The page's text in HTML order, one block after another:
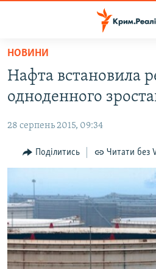
Перейти
основного
матеріалу
до
навігації
Перейти
пошуку
НОВИНИ
ВОДА.КРИМ
ПОЛІТИКА
БЛОГИ
ІНТЕРВ'Ю
ВСЕ ЗА ДЕНЬ
СПЕЦПРОЕКТИ
ДЕПОРТАЦІЯ
ЯК ОБІЙТИ БЛОКУВАННЯ
НОВИНИ
Нафта встановила
одноденного
28 серпень 2015, 09:34
Поділитись Читати без